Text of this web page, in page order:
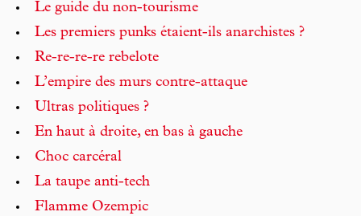
Le guide du non-tourisme
Les premiers punks étaient-ils anarchistes ?
Re-re-re-re rebelote
L’empire des murs contre-attaque
Ultras politiques ?
En haut à droite, en bas à gauche
Choc carcéral
La taupe anti-tech
Flamme Ozempic